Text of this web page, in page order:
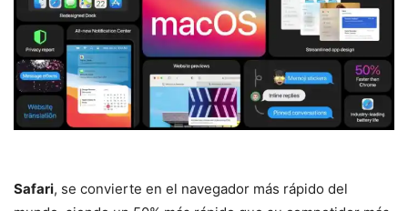
Safari, se convierte en el navegador más rápido del